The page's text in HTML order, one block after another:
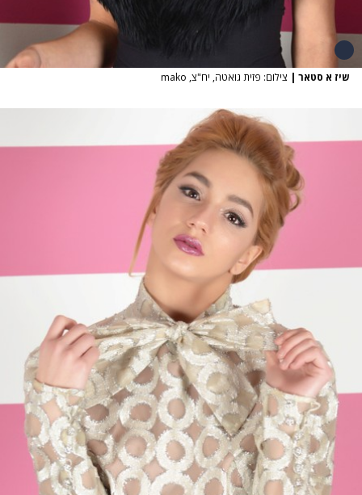
שיז א סטאר | צילום: פזית גואטה, יח"צ, mako